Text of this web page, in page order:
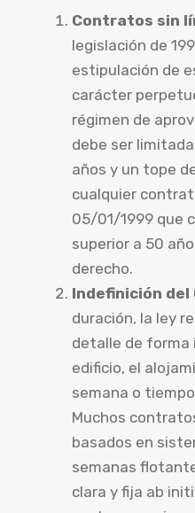
Contratos sin
legislación de
estipulación de
carácter
régimen de
debe ser
años y un tope
cualquier
05/01/1999 que
superior a 50
derecho.
Indefinición del
duración, la ley
detalle de forma
edificio, el
semana o
Muchos
basados en
semanas
clara y fija ab